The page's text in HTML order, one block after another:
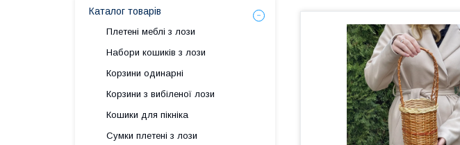
Каталог товарів
Плетені меблі з лози
Набори кошиків з лози
Корзини одинарні
Корзини з вибіленої лози
Кошики для пікніка
Сумки плетені з лози